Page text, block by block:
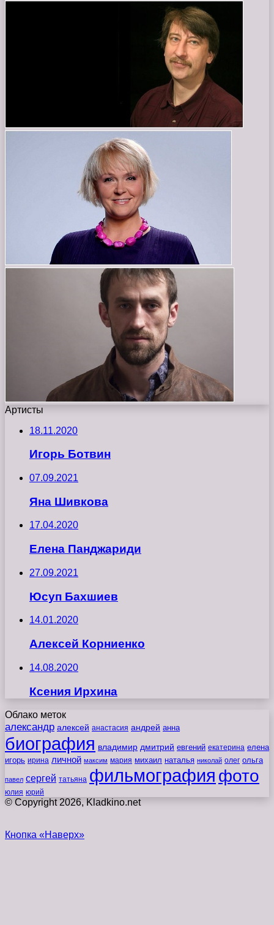
Артисты
18.11.2020
Игорь Ботвин
07.09.2021
Яна Шивкова
17.04.2020
Елена Панджариди
27.09.2021
Юсуп Бахшиев
14.01.2020
Алексей Корниенко
14.08.2020
Ксения Ирхина
Облако меток
александр алексей анастасия андрей анна
биография владимир дмитрий евгений екатерина елена
игорь ирина личной максим мария михаил наталья николай олег ольга
павел сергей татьяна фильмография фото
юлия юрий
© Copyright 2026, Kladkino.net
Кнопка «Наверх»